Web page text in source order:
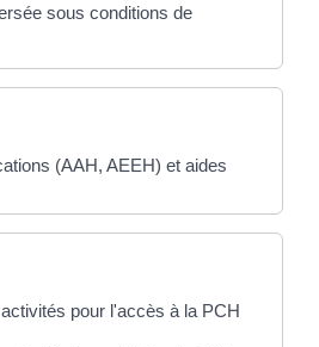
sous conditions de
(AAH, AEEH) et aides
pour l'accès à la PCH